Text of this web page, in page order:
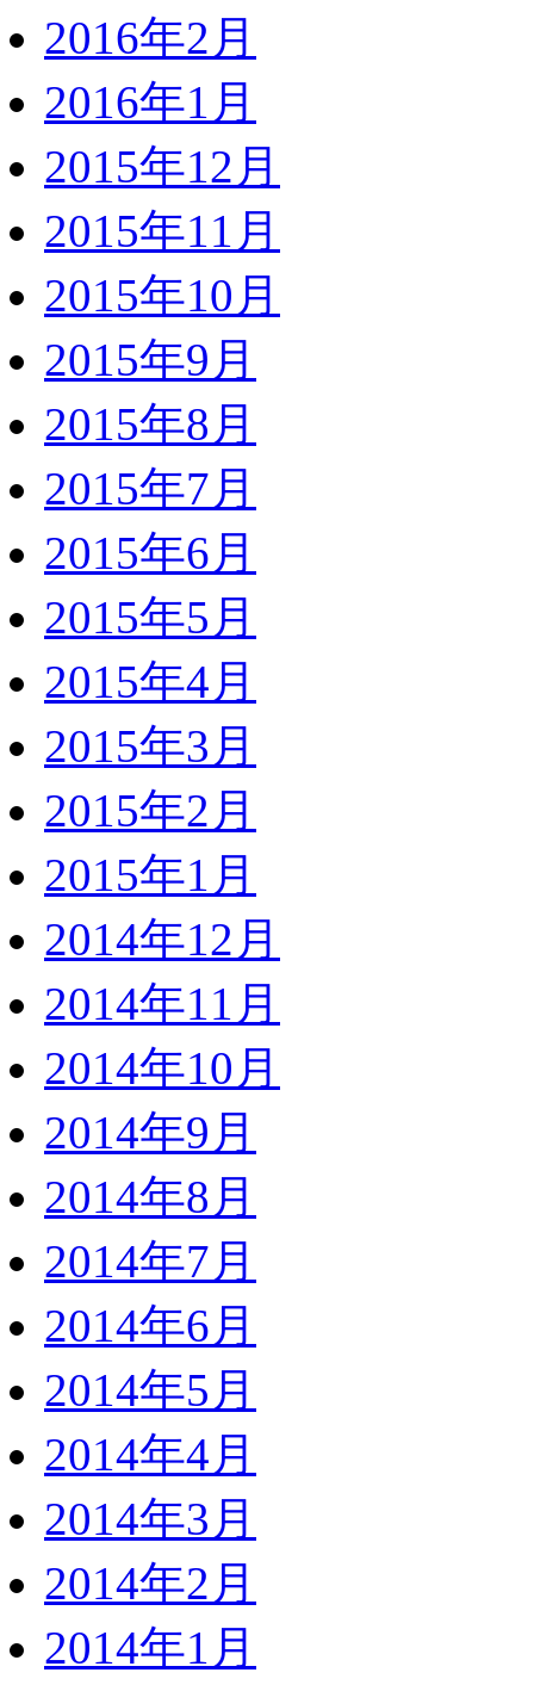
2016年2月
2016年1月
2015年12月
2015年11月
2015年10月
2015年9月
2015年8月
2015年7月
2015年6月
2015年5月
2015年4月
2015年3月
2015年2月
2015年1月
2014年12月
2014年11月
2014年10月
2014年9月
2014年8月
2014年7月
2014年6月
2014年5月
2014年4月
2014年3月
2014年2月
2014年1月